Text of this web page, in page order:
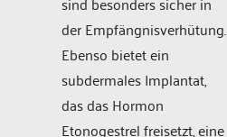
der Empfängnisverhütung.
Ebenso bietet ein
subdermales Implantat,
das das Hormon
Etonogestrel freisetzt, eine